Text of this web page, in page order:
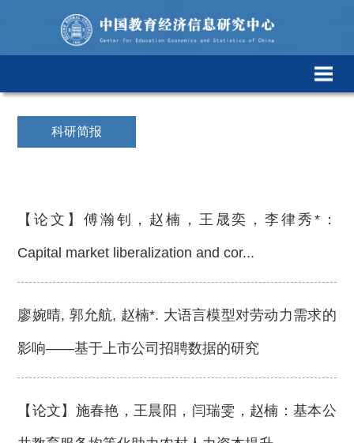
科研简报
【论文】傅瀚钊，赵楠，王晟奕，李律秀*：
Capital market liberalization and cor...
廖婉晴, 郭允航, 赵楠*. 大语言模型对劳动力需求的
影响——基于上市公司招聘数据的研究
【论文】施春艳，王晨阳，闫瑞雯，赵楠：基本公